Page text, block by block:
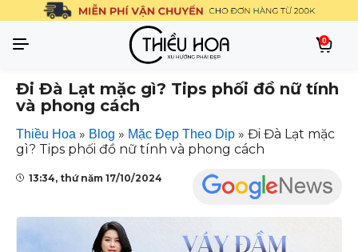
0
Đi Đà Lạt mặc gì? Tips phối đồ nữ tính
và phong cách
Thiều Hoa » Blog » Mặc Đẹp Theo Dịp » Đi Đà Lạt mặc
gì? Tips phối đồ nữ tính và phong cách
13:34, thứ năm 17/10/2024